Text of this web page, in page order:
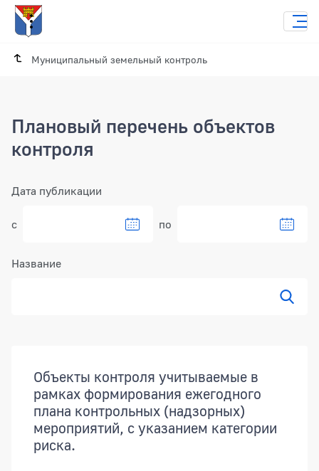
Муниципальный земельный контроль
Плановый перечень объектов
контроля
Дата публикации
с по
Название
Объекты контроля учитываемые в
рамках формирования ежегодного
плана контрольных (надзорных)
мероприятий, с указанием категории
риска.